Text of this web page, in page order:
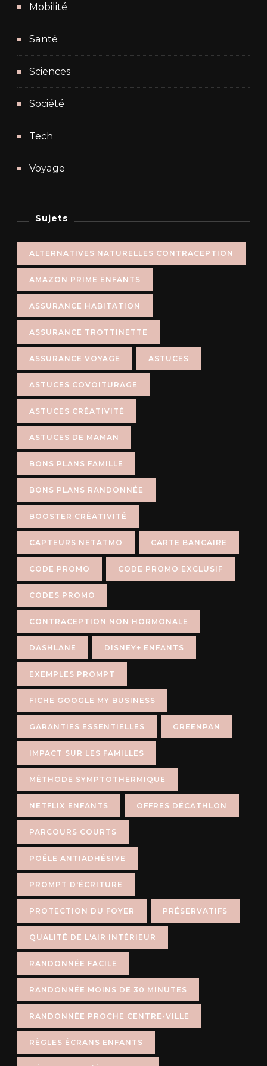
Mobilité
Santé
Sciences
Société
Tech
Voyage
Sujets
ALTERNATIVES NATURELLES CONTRACEPTION
AMAZON PRIME ENFANTS
ASSURANCE HABITATION
ASSURANCE TROTTINETTE
ASSURANCE VOYAGE ASTUCES
ASTUCES COVOITURAGE
ASTUCES CRÉATIVITÉ
ASTUCES DE MAMAN
BONS PLANS FAMILLE
BONS PLANS RANDONNÉE
BOOSTER CRÉATIVITÉ
CAPTEURS NETATMO CARTE BANCAIRE
CODE PROMO CODE PROMO EXCLUSIF
CODES PROMO
CONTRACEPTION NON HORMONALE
DASHLANE DISNEY+ ENFANTS
EXEMPLES PROMPT
FICHE GOOGLE MY BUSINESS
GARANTIES ESSENTIELLES GREENPAN
IMPACT SUR LES FAMILLES
MÉTHODE SYMPTOTHERMIQUE
NETFLIX ENFANTS OFFRES DÉCATHLON
PARCOURS COURTS
POÊLE ANTIADHÉSIVE
PROMPT D'ÉCRITURE
PROTECTION DU FOYER PRÉSERVATIFS
QUALITÉ DE L'AIR INTÉRIEUR
RANDONNÉE FACILE
RANDONNÉE MOINS DE 30 MINUTES
RANDONNÉE PROCHE CENTRE-VILLE
RÈGLES ÉCRANS ENFANTS